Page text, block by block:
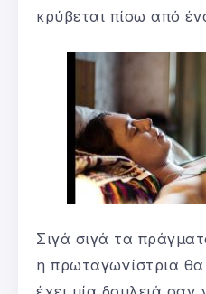
κρύβεται πίσω από
Σιγά σιγά τα
η πρωταγωνίστρια θα